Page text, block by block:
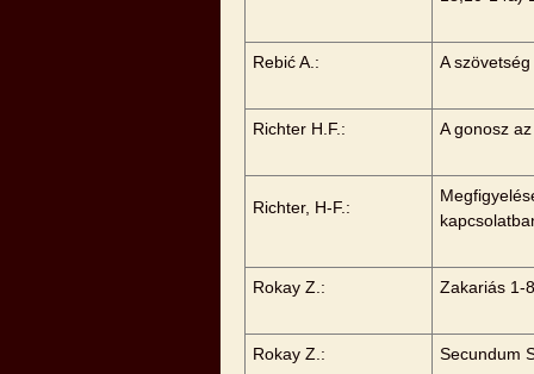
Rebić A.: A
Richter H.F.: A gonosz
Richter, H-F.:
Rokay Z.: Zakariás 1-
Rokay Z.: Secundum